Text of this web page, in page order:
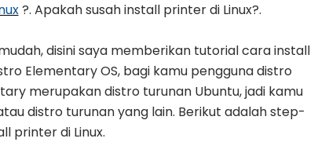
di Ubuntu untuk Transfer File
Linux via Terminal
?. Apakah susah install printer di Linux?.
disini saya memberikan tutorial cara install
Elementary OS, bagi kamu pengguna distro
merupakan distro turunan Ubuntu, jadi kamu
distro turunan yang lain. Berikut adalah step-
printer di Linux.